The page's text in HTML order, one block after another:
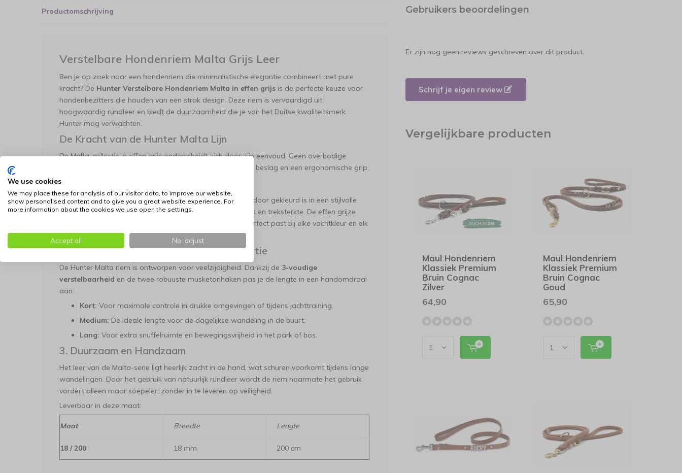
Productomschrijving
Verstelbare Hondenriem Malta Grijs Leer
Ben je op zoek naar een hondenriem die minimalistische elegantie combineert met pure
kracht? De Hunter Verstelbare Hondenriem Malta in effen grijs is de perfecte keuze voor
hondenbezitters die houden van een strak design. Deze riem is vervaardigd uit
hoogwaardig rundleer en biedt de duurzaamheid die je van het Duitse kwaliteitsmerk
Hunter mag verwachten.
De Kracht van de Hunter Malta Lijn
De Malta-collectie in effen grijs onderscheidt zich door zijn eenvoud. Geen overbodige
franjes, maar de focus op wat echt telt: soepel leer, stevig beslag en een ergonomische grip.
1. Hoogwaardig Effen Grijs Rundleer
De riem is gemaakt vaneersteklas rundleerdat door en door gekleurd is in een stijlvolle
grijstint. Dit leer is speciaal geselecteerd op zijn soepelheid en treksterkte. De effen grijze
kleur geeft de riem een moderne, rustige uitstraling die perfect past bij elke vachtkleur en elk
type hondentuig.
2. Drievoudig Verstelbaar voor Elke Situatie
De Hunter Malta riem is ontworpen voor veelzijdigheid. Dankzij de 3-voudige
verstelbaarheid en de twee robuuste musketonhaken pas je de lengte in een handomdraai
aan:
Kort: Voor maximale controle in drukke omgevingen of tijdens jachttraining.
Medium: De ideale lengte voor de dagelijkse wandeling in de buurt.
Lang: Voor extra snuffelruimte en bewegingsvrijheid in het park of bos.
3. Duurzaam en Handzaam
Het leer van de Malta-serie ligt heerlijk zacht in de hand, wat schuren voorkomt tijdens lange
wandelingen. Door het gebruik van natuurlijk rundleer wordt de riem naarmate het gebruik
vordert alleen maar soepeler, zonder in te leveren op veiligheid.
Leverbaar in deze maat:
Maat Breedte Lengte
18 / 200 18 mm 200 cm
Gebruikers beoordelingen
Er zijn nog geen reviews geschreven over dit product.
Schrijf je eigen review
Vergelijkbare producten
Maul Hondenriem
Klassiek Premium
Bruin Cognac
Zilver
64,90
Maul Hondenriem
Klassiek Premium
Bruin Cognac
Goud
65,90
We use cookies
We may place these for analysis of our visitor data, to improve our website,
show personalised content and to give you a great website experience. For
more information about the cookies we use open the settings.
Accept all No, adjust